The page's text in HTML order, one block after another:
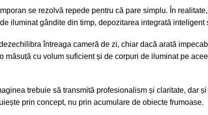
se rezolvă repede pentru că pare simplu. În
iluminat gândite din timp, depozitarea integrată
întreaga cameră de zi, chiar dacă arată
cu volum suficient și de corpuri de iluminat pe
trebuie să transmită profesionalism și claritate, dar
prin concept, nu prin acumulare de obiecte frumoase.